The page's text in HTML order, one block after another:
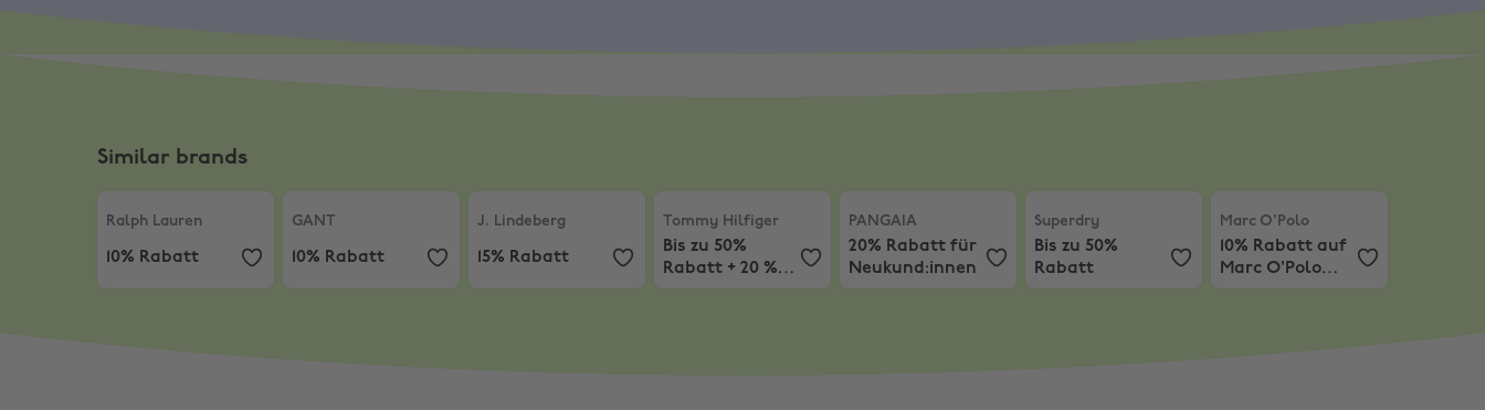
Similar brands
Ralph Lauren
10% Rabatt
GANT
10% Rabatt
J. Lindeberg
15% Rabatt
Tommy Hilfiger
Bis zu 50%
Rabatt + 20 %
Extra-Rabatt
PANGAIA
20% Rabatt für
Neukund:innen
Superdry
Bis zu 50%
Rabatt
Marc O'Polo
10% Rabatt auf
Marc O'Polo
Denim